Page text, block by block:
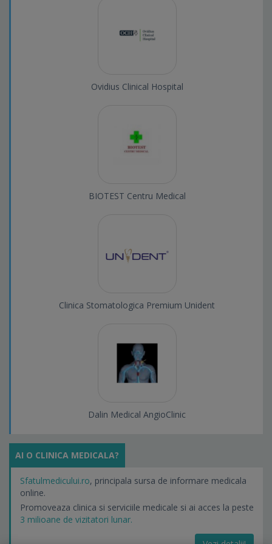
Ovidius Clinical Hospital
BIOTEST Centru Medical
Clinica Stomatologica Premium Unident
Dalin Medical AngioClinic
AI O CLINICA MEDICALA?
Sfatulmedicului.ro, principala sursa de informare medicala
online.
Promoveaza clinica si serviciile medicale si ai acces la peste
3 milioane de vizitatori lunar.